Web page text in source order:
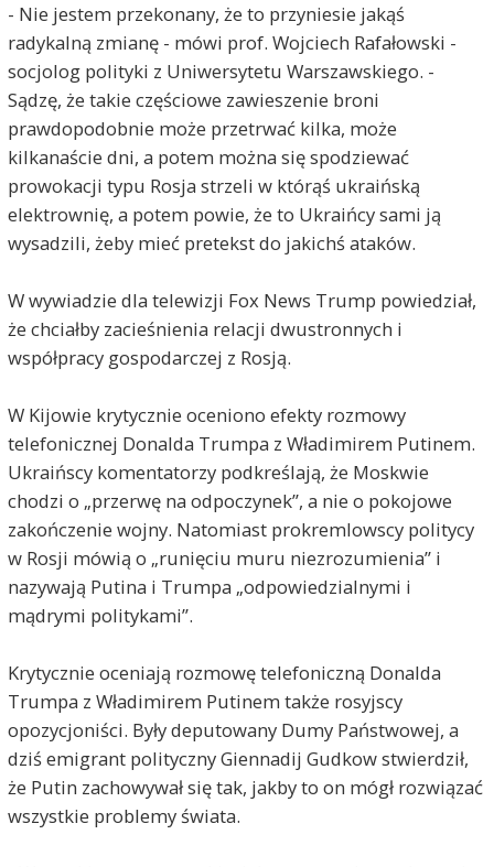
- Nie jestem przekonany, że to przyniesie jakąś
radykalną zmianę - mówi prof. Wojciech Rafałowski -
socjolog polityki z Uniwersytetu Warszawskiego. -
Sądzę, że takie częściowe zawieszenie broni
prawdopodobnie może przetrwać kilka, może
kilkanaście dni, a potem można się spodziewać
prowokacji typu Rosja strzeli w którąś ukraińską
elektrownię, a potem powie, że to Ukraińcy sami ją
wysadzili, żeby mieć pretekst do jakichś ataków.
W wywiadzie dla telewizji Fox News Trump powiedział,
że chciałby zacieśnienia relacji dwustronnych i
współpracy gospodarczej z Rosją.
W Kijowie krytycznie oceniono efekty rozmowy
telefonicznej Donalda Trumpa z Władimirem Putinem.
Ukraińscy komentatorzy podkreślają, że Moskwie
chodzi o „przerwę na odpoczynek”, a nie o pokojowe
zakończenie wojny. Natomiast prokremlowscy politycy
w Rosji mówią o „runięciu muru niezrozumienia” i
nazywają Putina i Trumpa „odpowiedzialnymi i
mądrymi politykami”.
Krytycznie oceniają rozmowę telefoniczną Donalda
Trumpa z Władimirem Putinem także rosyjscy
opozycjoniści. Były deputowany Dumy Państwowej, a
dziś emigrant polityczny Giennadij Gudkow stwierdził,
że Putin zachowywał się tak, jakby to on mógł rozwiązać
wszystkie problemy świata.